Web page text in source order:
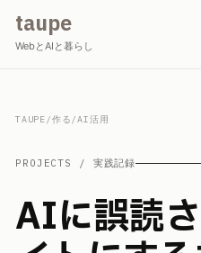
taupe
WebとAIと暮らし
TAUPE/作る/AI活用
PROJECTS / 実践記録
AIに誤読されにくいサ